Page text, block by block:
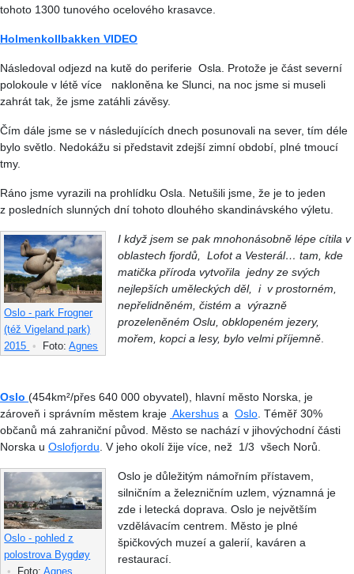
tohoto 1300 tunového ocelového krasavce.
Holmenkollbakken VIDEO
Následoval odjezd na kutě do periferie Osla. Protože je část severní
polokoule v létě více nakloněna ke Slunci, na noc jsme si museli
zahrát tak, že jsme zatáhli závěsy.
Čím dále jsme se v následujících dnech posunovali na sever, tím déle
bylo světlo. Nedokážu si představit zdejší zimní období, plné tmoucí
tmy.
Ráno jsme vyrazili na prohlídku Osla. Netušili jsme, že je to jeden
z posledních slunných dní tohoto dlouhého skandinávského výletu.
Oslo - park Frogner
(též Vigeland park)
2015 • Foto:Agnes
I když jsem se pak mnohonásobně lépe cítila v
oblastech fjordů, Lofot a Vesterál… tam, kde
matička příroda vytvořila jedny ze svých
nejlepších uměleckých děl, i v prostorném,
nepřelidněném, čistém a výrazně
prozeleněném Oslu, obklopeném jezery,
mořem, kopci a lesy, bylo velmi příjemně.
Oslo (454km²/přes 640 000 obyvatel), hlavní město Norska, je
zároveň i správním městem kraje Akershus a Oslo . Téměř 30%
občanů má zahraniční původ. Město se nachází v jihovýchodní části
Norska u Oslofjordu . V jeho okolí žije více, než 1/3 všech Norů.
Oslo - pohled z
polostrova Bygdøy
•
Foto:Agnes
Oslo je důležitým námořním přístavem,
silničním a železničním uzlem, významná je
zde i letecká doprava. Oslo je největším
vzdělávacím centrem. Město je plné
špičkových muzeí a galerií, kaváren a
restaurací.